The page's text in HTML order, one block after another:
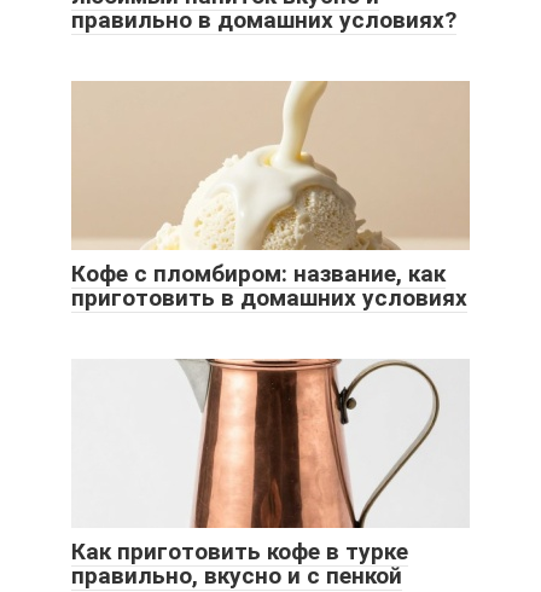
правильно в домашних условиях?
Кофе с пломбиром: название, как
приготовить в домашних условиях
Как приготовить кофе в турке
правильно, вкусно и с пенкой